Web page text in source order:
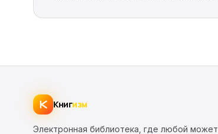
Книгизм
Электронная библиотека, где любой может